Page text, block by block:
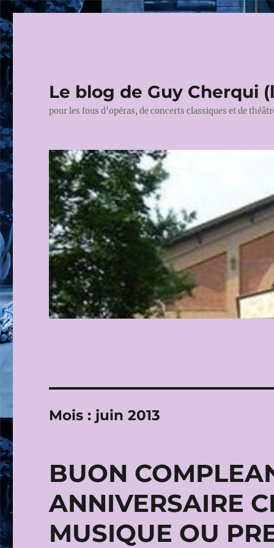
Le blog de Guy Cherqui
pour les fous d’opéras, de concerts classiques et de
Mois : juin 2013
BUON
ANNIVERSAIRE
MUSIQUE OU